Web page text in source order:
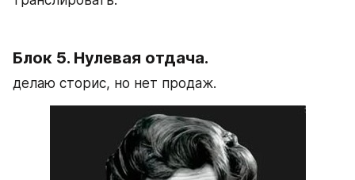
Блок 5. Нулевая отдача.
делаю сторис, но нет продаж.